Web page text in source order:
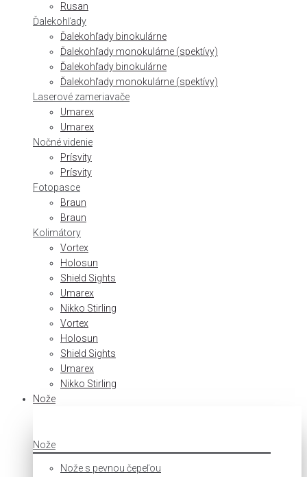
Rusan
Ďalekohľady
Ďalekohľady binokulárne
Ďalekohľady monokulárne (spektívy)
Ďalekohľady binokulárne
Ďalekohľady monokulárne (spektívy)
Laserové zameriavače
Umarex
Umarex
Nočné videnie
Prísvity
Prísvity
Fotopasce
Braun
Braun
Kolimátory
Vortex
Holosun
Shield Sights
Umarex
Nikko Stirling
Vortex
Holosun
Shield Sights
Umarex
Nikko Stirling
Nože
Nože
Nože s pevnou čepeľou